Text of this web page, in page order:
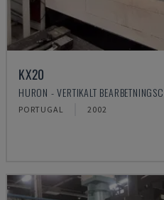
KX20
HURON - VERTIKALT
PORTUGAL 2002